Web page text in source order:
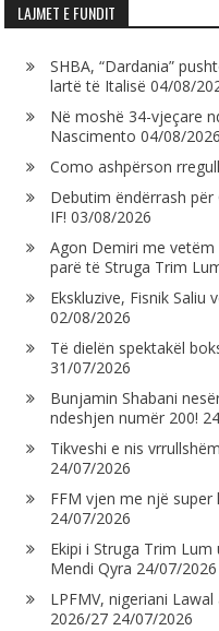
LAJMET E FUNDIT
SHBA, “Dardania”
lartë të Italisë 04/08/
Në moshë 34-vjeçare
Nascimento 04/08/2026
Como ashpërson
Debutim ëndërrash
IF! 03/08/2026
Agon Demiri me
parë të Struga Trim
Ekskluzive, Fisnik Saliu
02/08/2026
Të dielën spektakël
31/07/2026
Bunjamin Shabani
ndeshjen numër 200!
Tikveshi e nis
24/07/2026
FFM vjen me një
24/07/2026
Ekipi i Struga Trim
Mendi Qyra 24/07/2026
LPFMV, nigeriani
2026/27 24/07/2026